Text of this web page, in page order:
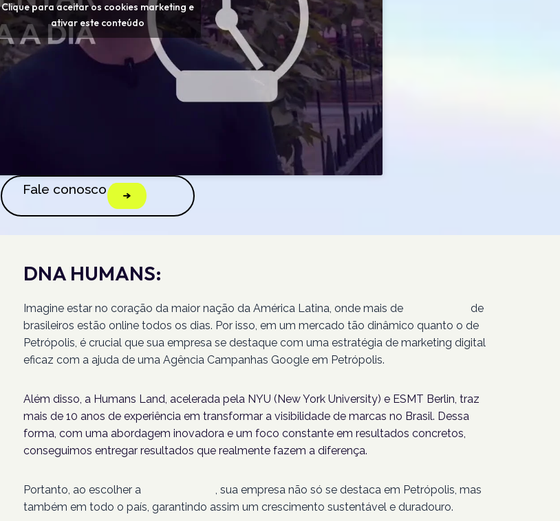
Clique para aceitar os cookies marketing e
ativar este conteúdo
Fale conosco
DNA HUMANS:
Imagine estar no coração da maior nação da América Latina, onde mais de
de
brasileiros estão online todos os dias. Por isso, em um mercado tão dinâmico quanto o de
Petrópolis, é crucial que sua empresa se destaque com uma estratégia de marketing digital
eficaz com a ajuda de uma Agência Campanhas Google em Petrópolis.
Além disso, a Humans Land, acelerada pela NYU (New York University) e ESMT Berlin, traz
mais de 10 anos de experiência em transformar a visibilidade de marcas no Brasil. Dessa
forma, com uma abordagem inovadora e um foco constante em resultados concretos,
conseguimos entregar resultados que realmente fazem a diferença.
Portanto, ao escolher a
, sua empresa não só se destaca em Petrópolis, mas
também em todo o país, garantindo assim um crescimento sustentável e duradouro.